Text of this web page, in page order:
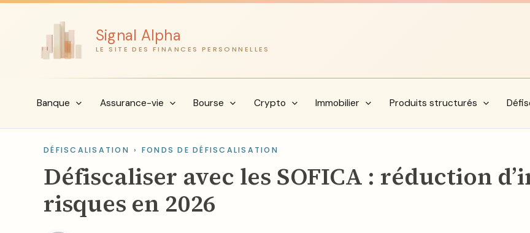
Aller
Signal Alpha
LE SITE DES FINANCES PERSONNELLES
Banque Assurance-vie Bourse Crypto Immobilier Produits structurés
DÉFISCALISATION › FONDS DE DÉFISCALISATION
Défiscaliser avec les SOFICA : réduction
risques en 2026